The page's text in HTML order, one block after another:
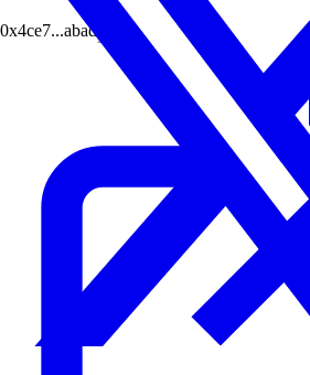
0x4ce7...abad